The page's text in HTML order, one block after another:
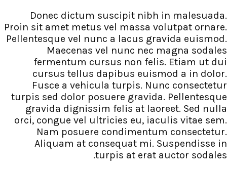
Donec dictum suscipit
Proin sit amet metus vel
Pellentesque vel nunc a lacus
Maecenas vel nunc
fermentum cursus non
cursus tellus dapibus
Fusce a vehicula turpis.
turpis sed dolor posuere
gravida dignissim felis at
orci, congue vel ultricies eu,
Nam posuere
Aliquam at consequat
turpis at